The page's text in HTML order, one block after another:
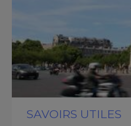
SAVOIRS UTILES